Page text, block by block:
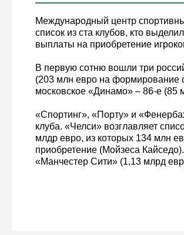
Международный центр
список из ста клубов, кто
выплаты на приобретение
В первую сотню вошли три
(203 млн евро на формирование
московское «Динамо» – 86-е (85
«Спортинг», «Порту» и
клуба. «Челси» возглавляет
млдр евро, из которых 134 млн
приобретение (Мойзеса
«Манчестер Сити» (1,13 млрд